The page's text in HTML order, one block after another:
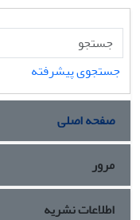
جستجوی پیشرفته
صفحه اصلی
مرور
اطلاعات نشریه